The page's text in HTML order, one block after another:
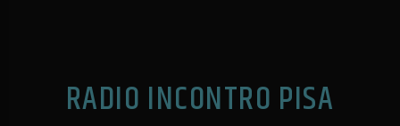
RADIO INCONTRO PISA